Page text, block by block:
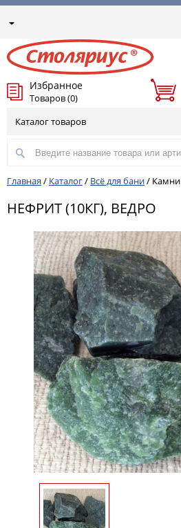
Избранное
Товаров (0)
Каталог товаров
Главная / Каталог/ Всё для бани/ Камни
НЕФРИТ (10КГ), ВЕДРО